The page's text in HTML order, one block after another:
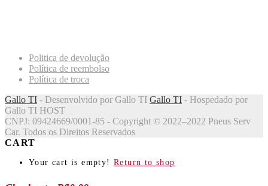
Politica de devolução
Política de reembolso
Política de troca
Gallo TI - Desenvolvido por Gallo TI Gallo TI - Hospedado por
Gallo TI HOST
CNPJ: 09424669/0001-85 - Copyright © 2022–2022 Pneus Serv
Car. Todos os Direitos Reservados
CART
Your cart is empty! Return to shop